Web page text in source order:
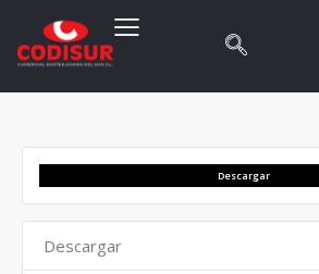
Descargar
Descargar